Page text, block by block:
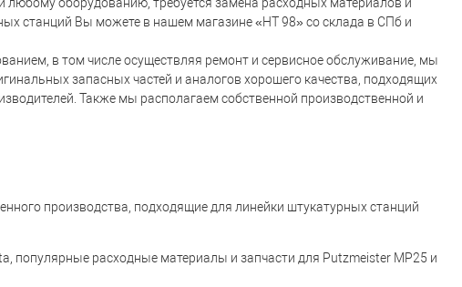
любому оборудованию, требуется замена расходных материалов и
станций Вы можете в нашем магазине «НТ 98» со склада в СПб и
в том числе осуществляя ремонт и сервисное обслуживание, мы
запасных частей и аналогов хорошего качества, подходящих
Также мы располагаем собственной производственной и
производства, подходящие для линейки штукатурных станций
популярные расходные материалы и запчасти для Putzmeister MP25 и